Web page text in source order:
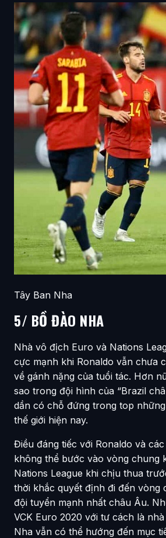
Tây Ban Nha
5/ BỒ ĐÀO NHA
Nhà vô địch Euro và Nations
cực mạnh khi Ronaldo vẫn chưa
về gánh nặng của tuổi tác. Hơn
sao trong đội hình của “Brazil
dần có chỗ đứng trong top
thế giới hiện nay.
Điều đáng tiếc với Ronaldo và
không thể bước vào vòng chung
Nations League khi chịu thua
thời khắc quyết định đi đến vòng
đội tuyển mạnh nhất châu Âu.
VCK Euro 2020 với tư cách là
Nha vẫn có thể hướng đến mục